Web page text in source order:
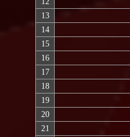
13
14
15
16
17
18
19
20
21